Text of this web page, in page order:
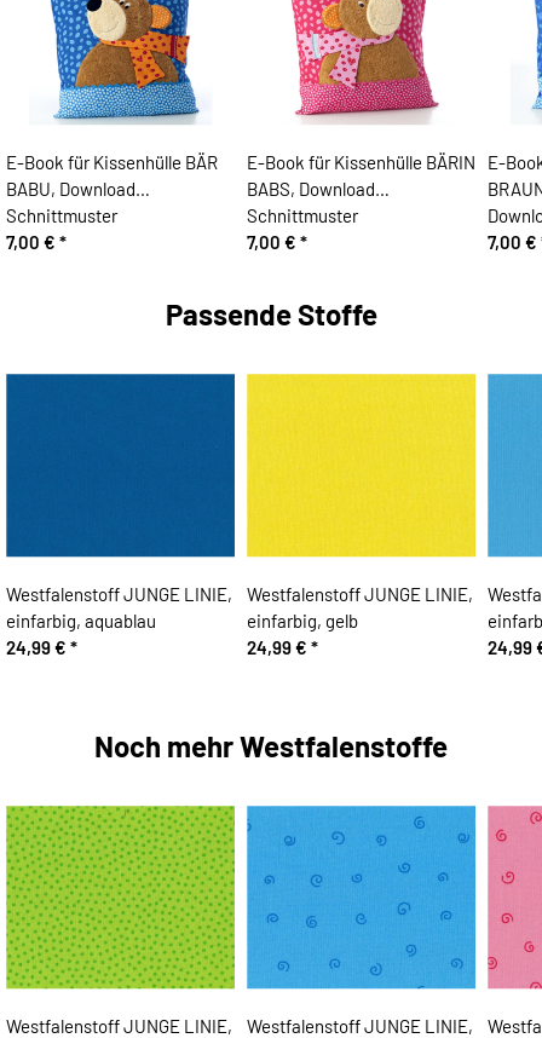
E-Book für Kissenhülle BÄR
BABU, Download
Schnittmuster
7,00 € *
E-Book für Kissenhülle BÄRIN
BABS, Download
Schnittmuster
7,00 € *
E-
7,00 €
Passende Stoffe
Westfalenstoff JUNGE LINIE,
einfarbig, aquablau
24,99 € *
Westfalenstoff JUNGE LINIE,
einfarbig, gelb
24,99 € *
24,99
Noch mehr Westfalenstoffe
Westfalenstoff JUNGE LINIE,
Westfalenstoff JUNGE LINIE,